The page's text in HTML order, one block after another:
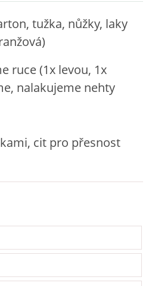
tužka, nůžky, laky
ruce (1x levou, 1x
nalakujeme nehty
cit pro přesnost